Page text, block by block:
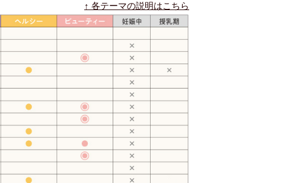
↑ 各テーマの説明はこちら